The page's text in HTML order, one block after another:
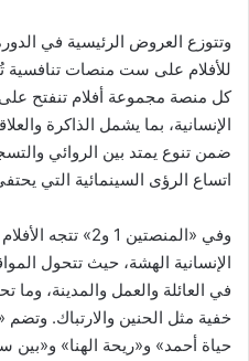
وتتوزع العروض الرئيسية في
للأفلام على ست منصات تنافسية
كل منصة مجموعة أفلام تنفتح
الإنسانية، بما يشمل الذاكرة
ضمن تنوع يمتد بين الروائي
اتساع الرؤى السينمائية التي
وفي «المنصتين 1
الإنسانية الهشة، حيث تتحول
في العائلة والعمل والمدينة، وما